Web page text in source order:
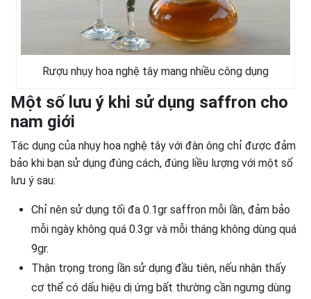
Rượu nhụy hoa nghệ tây mang nhiều công dụng
Một số lưu ý khi sử dụng saffron cho
nam giới
Tác dụng của nhụy hoa nghệ tây với đàn ông chỉ được đảm
bảo khi bạn sử dụng đúng cách, đúng liều lượng với một số
lưu ý sau:
Chỉ nên sử dụng tối đa 0.1gr saffron mỗi lần, đảm bảo
mỗi ngày không quá 0.3gr và mỗi tháng không dùng quá
9gr.
Thận trọng trong lần sử dụng đầu tiên, nếu nhận thấy
cơ thể có dấu hiệu dị ứng bất thường cần ngưng dùng